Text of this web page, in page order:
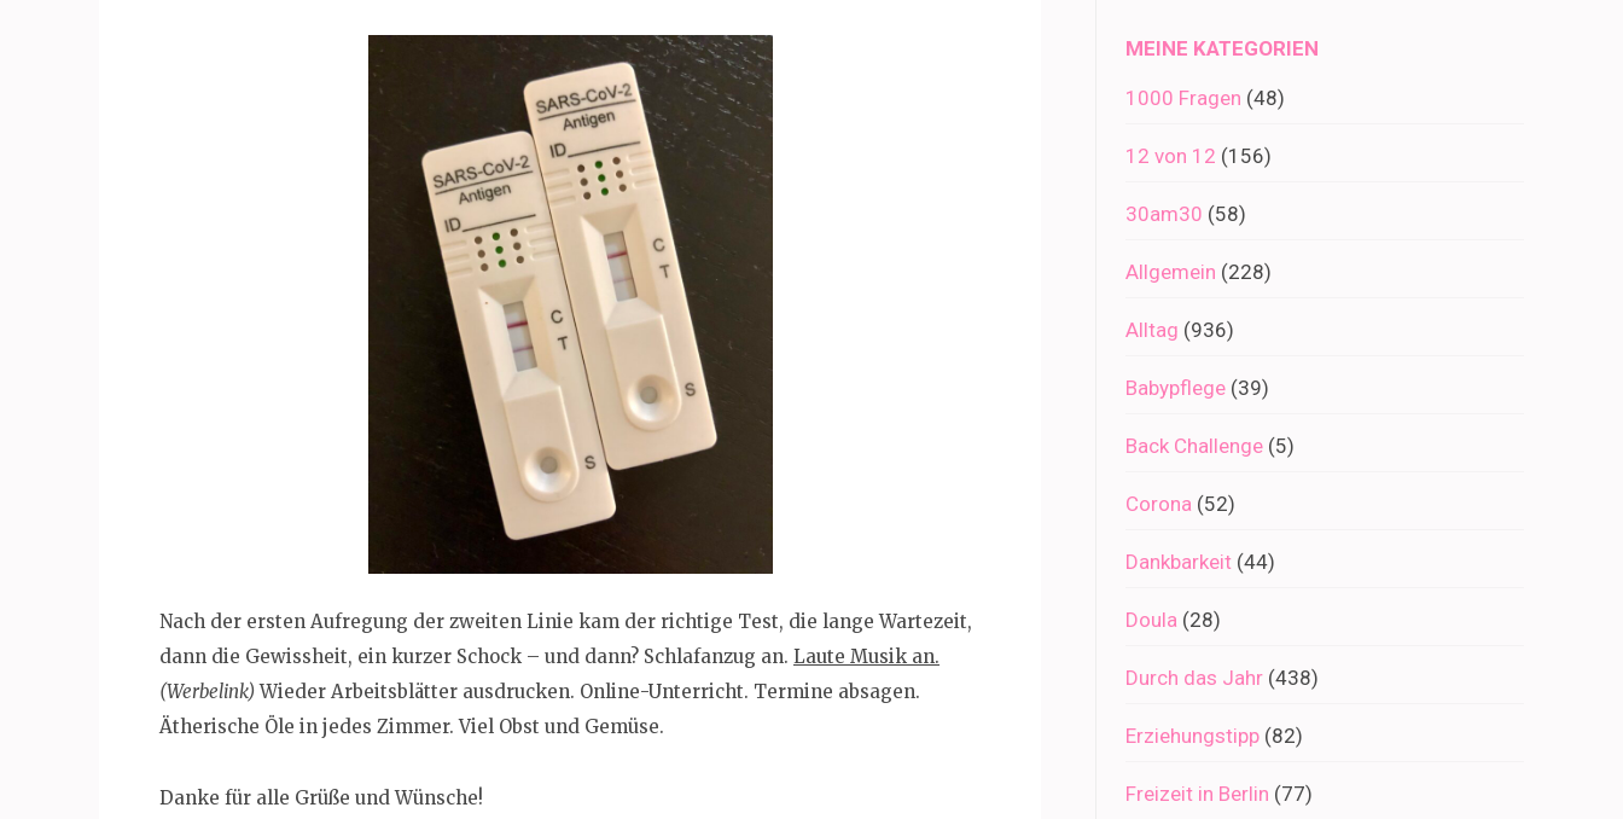
Nach der ersten Aufregung der zweiten Linie kam der richtige Test, die lange Wartezeit,
dann die Gewissheit, ein kurzer Schock – und dann? Schlafanzug an. Laute Musik an.
(Werbelink)Wieder Arbeitsblätter ausdrucken. Online-Unterricht. Termine absagen.
Ätherische Öle in jedes Zimmer. Viel Obst und Gemüse.
Danke für alle Grüße und Wünsche!
MEINE KATEGORIEN
1000 Fragen (48)
12 von 12 (156)
30am30 (58)
Allgemein (228)
Alltag (936)
Babypflege (39)
Back Challenge (5)
Corona (52)
Dankbarkeit (44)
Doula (28)
Durch das Jahr (438)
Erziehungstipp (82)
Freizeit in Berlin (77)